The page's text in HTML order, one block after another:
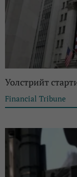
Уолстрийт
Financial Tribune